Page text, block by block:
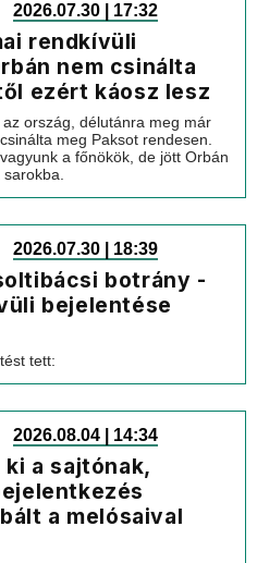
2026.07.30 | 17:32
rendkívüli
nem csinálta
ezért káosz lesz
ország, délutánra meg már
meg Paksot rendesen.
a főnökök, de jött Orbán
2026.07.30 | 18:39
botrány -
bejelentése
tett:
2026.08.04 | 14:34
a sajtónak,
a melósaival